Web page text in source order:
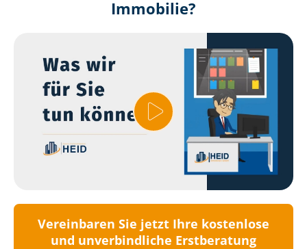
Immobilie?
Vereinbaren Sie jetzt Ihre kostenlose
und unverbindliche Erstberatung